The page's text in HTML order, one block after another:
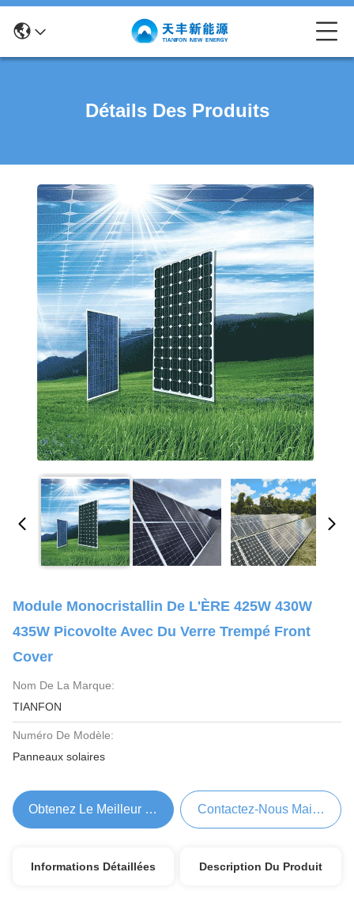
Détails Des Produits
Module Monocristallin De L'ÈRE 425W 430W
435W Picovolte Avec Du Verre Trempé Front
Cover
Nom De La Marque:
TIANFON
Numéro De Modèle:
Panneaux solaires
Obtenez Le Meilleur Prix Contactez-Nous Maintenant
Informations Détaillées Description Du Produit